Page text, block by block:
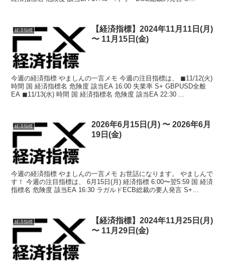
経済指標
【経済指標】2024年11月11日(月)
〜 11月15日(金)
今週の経済指標 やましんの一言メモ 今週の注目指標は、 ◼︎11/12(火)
時間 国 経済指標名 危険度 該当EA 16:00 失業率 S+ GBPUSD全般
EA ◼︎11/13(水) 時間 国 経済指標名 危険度 該当EA 22:30 ...
経済指標
2026年6月15日(月) 〜 2026年6月
19日(金)
今週の経済指標 やましんの一言メモ お世話になります。 やましんで
す！ 今週の注目指標は、 6月15日(月) 経済指標 6:00〜翌5:59 国 経済
指標名 危険度 該当EA 16:30 ラガルドECB総裁の要人発言 S+
経済指標
【経済指標】2024年11月25日(月)
〜 11月29日(金)